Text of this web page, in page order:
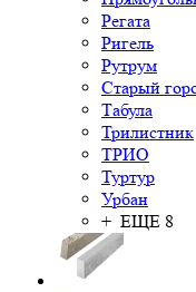
Регата
Ригель
Рутрум
Старый
Табула
Трилистник
ТРИО
Туртур
Урбан
+ ЕЩЕ 8